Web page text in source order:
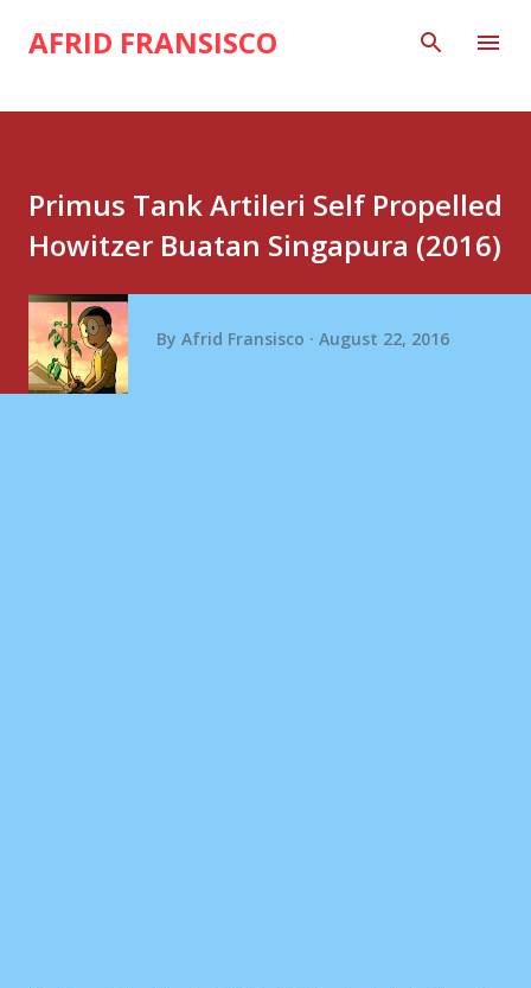
Skip to main content
AFRID FRANSISCO
Primus Tank Artileri Self Propelled
Howitzer Buatan Singapura (2016)
By Afrid Fransisco August 22, 2016